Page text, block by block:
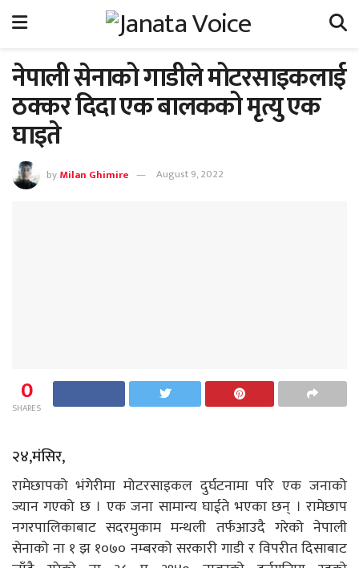
नेपाली सेनाको गाडीले मोटरसाइकलाई
ठक्कर दिदा एक बालकको मृत्यु एक
घाइते
byMilan Ghimire August 9, 2022
0
SHARES
२४,मंसिर,
रामेछापको भंगेरीमा मोटरसाइकल दुर्घटनामा परि एक जनाको
ज्यान गएको छ । एक जना सामान्य घाईते भएका छन् । रामेछाप
नगरपालिकाबाट सदरमुकाम मन्थली तर्फआउदै गरेको नेपाली
सेनाको ना १ झ १०७० नम्बरको सरकारी गाडी र विपरीत दिसाबाट